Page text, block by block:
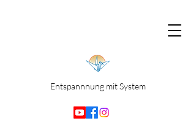
Entspannnung mit System